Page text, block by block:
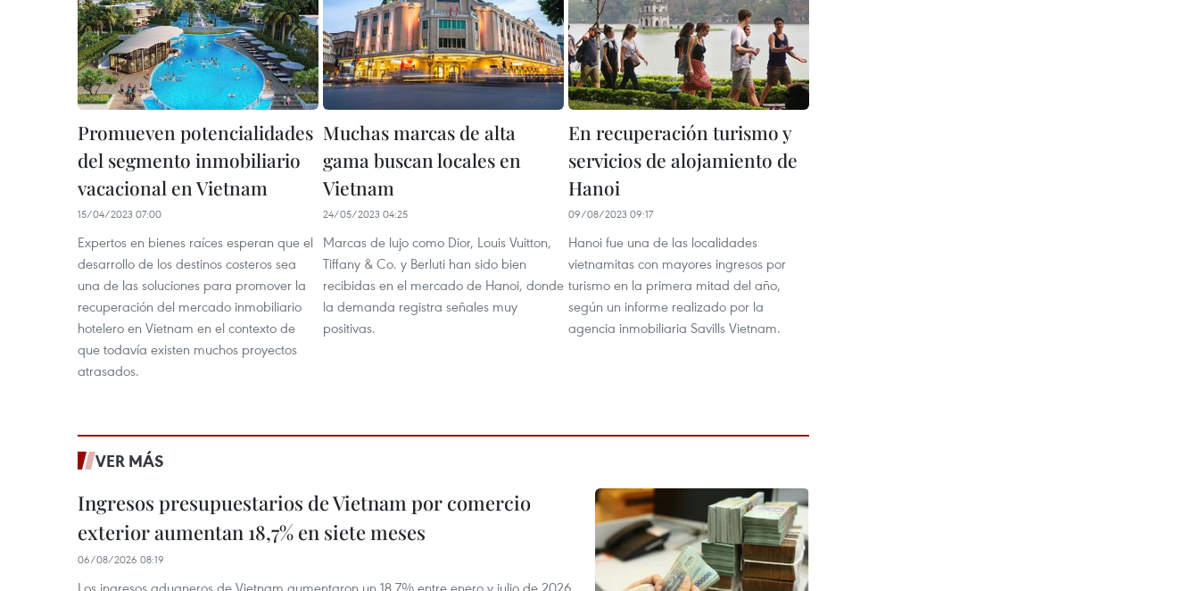
Promueven potencialidades
del segmento inmobiliario
vacacional en Vietnam
15/04/2023 07:00
Expertos en bienes raíces esperan que el
desarrollo de los destinos costeros sea
una de las soluciones para promover la
recuperación del mercado inmobiliario
hotelero en Vietnam en el contexto de
que todavía existen muchos proyectos
atrasados.
Muchas marcas de alta
gama buscan locales en
Vietnam
24/05/2023 04:25
Marcas de lujo como Dior, Louis Vuitton,
Tiffany & Co. y Berluti han sido bien
recibidas en el mercado de Hanoi, donde
la demanda registra señales muy
positivas.
En recuperación turismo y
servicios de alojamiento de
Hanoi
09/08/2023 09:17
Hanoi fue una de las localidades
vietnamitas con mayores ingresos por
turismo en la primera mitad del año,
según un informe realizado por la
agencia inmobiliaria Savills Vietnam.
VER MÁS
Ingresos presupuestarios de Vietnam por comercio
exterior aumentan 18,7% en siete meses
06/08/2026 08:19
Los ingresos aduaneros de Vietnam aumentaron un 18,7% entre enero y julio de 2026,